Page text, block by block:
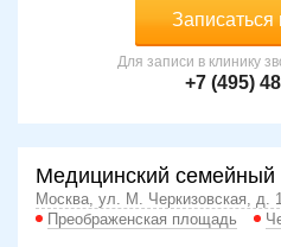
Записаться
Для записи в клинику
+7 (495)
Медицинский семейный
Москва, ул. М. Черкизовская, д.
Преображенская площадь